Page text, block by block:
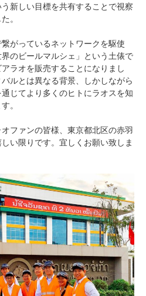
新しい目標を共有することで視察
。
がっているネットワークを駆使
のビールマルシェ」という土俵で
ラオを販売することになりまし
ルとは異なる背景、しかしながら
通じてより多くのヒトにラオスを知
。
ファンの皆様、東京都北区の赤羽
い限りです。宜しくお願い致しま